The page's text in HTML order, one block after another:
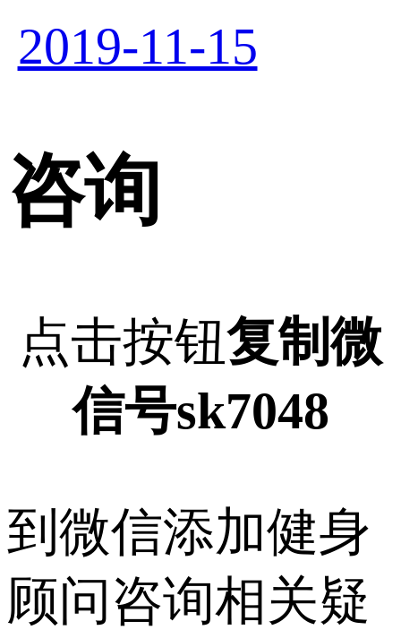
2019-11-15
咨询
点击按钮复制微
信号sk7048
到微信添加健身
顾问咨询相关疑